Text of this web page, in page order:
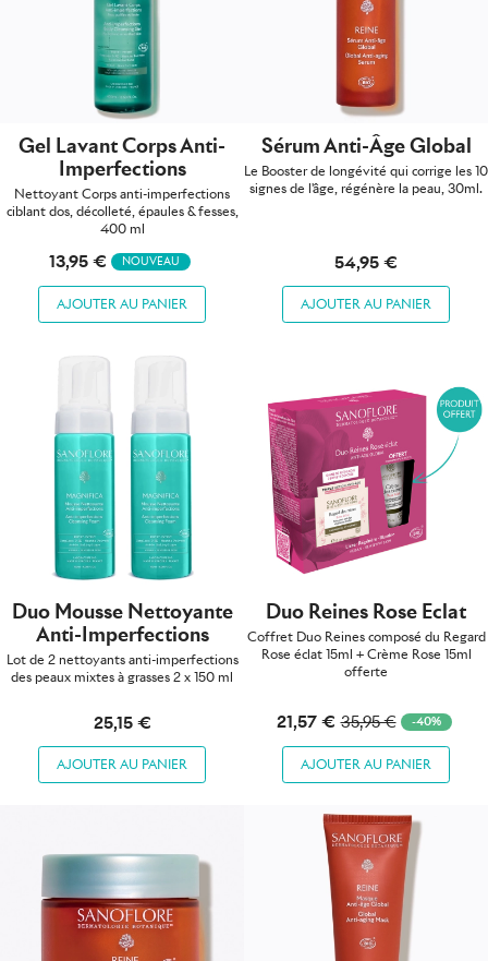
Gel Lavant Corps Anti-
Imperfections
Nettoyant Corps anti-imperfections
ciblant dos, décolleté, épaules & fesses,
400 ml
13,95 € NOUVEAU
AJOUTER AU PANIER
Sérum Anti-Âge Global
Le Booster de longévité qui corrige les 10
signes de l'âge, régénère la peau, 30ml.
54,95 €
AJOUTER AU PANIER
Duo Mousse Nettoyante
Anti-Imperfections
Lot de 2 nettoyants anti-imperfections
des peaux mixtes à grasses 2 x 150 ml
25,15 €
AJOUTER AU PANIER
Duo Reines Rose Eclat
Coffret Duo Reines composé du Regard
Rose éclat 15ml + Crème Rose 15ml
offerte
21,57 € 35,95 € -40%
AJOUTER AU PANIER